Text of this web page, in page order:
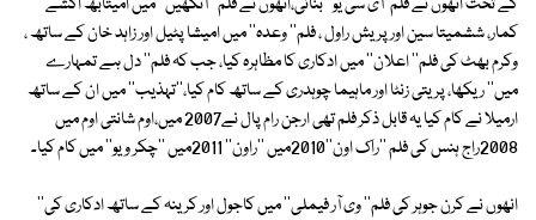
کمار، ششمیتا سین اور پریش راول ، فلم'' وعدہ'' میں امیشا پٹیل اور زاہد خان کے ساتھ ،
وکرم بھٹ کی فلم'' اعلان'' میں ادکاری کا مظاہرہ کیا، جب کہ فلم'' دل ہے تمہارے
میں'' ریکھا، پریتی زنٹا اور ماہیما چوہدری کے ساتھ کام کیا،''تہذیب'' میں ان کے ساتھ
ارمیلا نے کام کیا یہ قابل ذکر فلم تھی ارجن رام پال نے2007 میں،اوم شانتی اوم میں
2008راج ہنس کی فلم ''راک اون''2010میں ''راون'' 2011میں ''چکر ویو'' میں کام کیا۔
انھوں نے کرن جوہر کی فلم'' وی آر فیملی'' میں کاجول اور کرینہ کے ساتھ ادکاری کی''